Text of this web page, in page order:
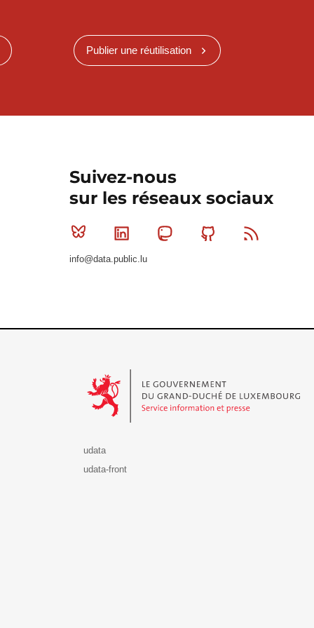
Publier une réutilisation
Suivez-nous
sur les réseaux sociaux
Bluesky Linkedin MastodonGithub
info@data.public.lu
udata
udata-front